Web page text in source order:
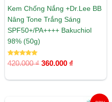
Kem Chống Nắng +Dr.Lee BB
Nâng Tone Trắng Sáng
SPF50+/PA++++ Bakuchiol
98% (50g)
Được xếp
hạng
420.000₫ 360.000 ₫